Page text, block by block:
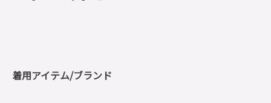
着用アイテム/ブランド